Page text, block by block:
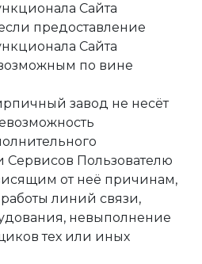
Сайта
предоставление
Сайта
по вине
завод не несёт
Сервисов Пользователю
от неё причинам,
линий связи,
невыполнение
тех или иных